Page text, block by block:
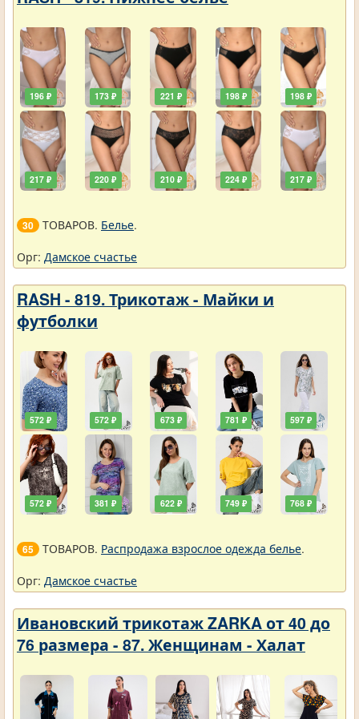
196 ₽
217 ₽
173 ₽
220 ₽
221 ₽
210 ₽
198 ₽
224 ₽
198 ₽
217 ₽
30 ТОВАРОВ. Белье.
Орг: Дамское счастье
RASH - 819. Трикотаж - Майки и
футболки
572 ₽
572 ₽
572 ₽
381 ₽
673 ₽
622 ₽
781 ₽
749 ₽
597 ₽
768 ₽
65 ТОВАРОВ. Распродажа взрослое одежда белье.
Орг: Дамское счастье
Ивановский трикотаж ZARKA от 40 до
76 размера - 87. Женщинам - Халат